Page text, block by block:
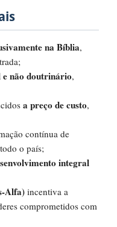
na Bíblia,
não doutrinário,
a preço de custo,
contínua de
o país;
integral
Alfa) incentiva a
comprometidos com